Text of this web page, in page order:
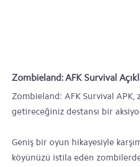
Zombieland: AFK Survival
Zombieland: AFK Survival
getireceğiniz destansı bir
Geniş bir oyun hikayesiyle
köyünüzü istila eden